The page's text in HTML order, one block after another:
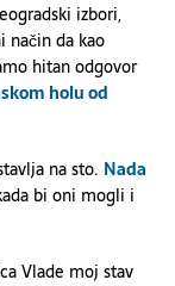
izbori,
način da kao
hitan odgovor
holu od
na sto. Nada
bi oni mogli i
Vlade moj stav